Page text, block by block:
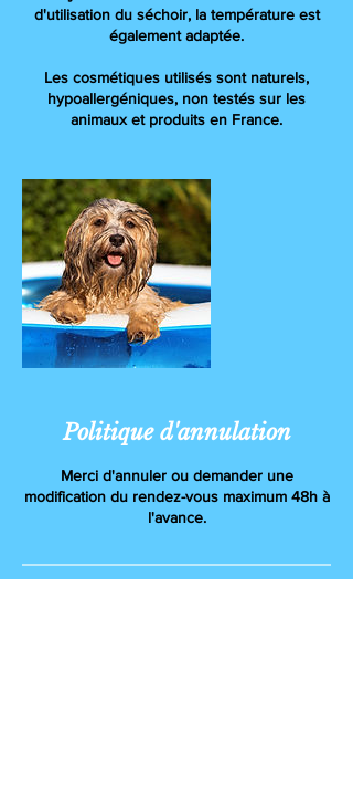
d'utilisation du séchoir, la température est
également adaptée.
Les cosmétiques utilisés sont naturels,
hypoallergéniques, non testés sur les
animaux et produits en France.
Politique d'annulation
Merci d'annuler ou demander une
modification du rendez-vous maximum 48h à
l'avance.